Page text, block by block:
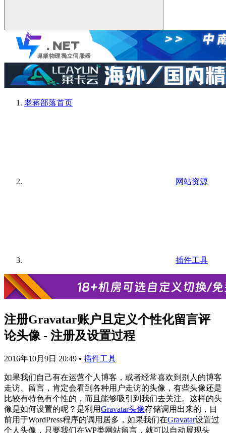
老蒋部落首页
网站资源
插件工具
注册Gravatar账户且定义个性化留言评
论头像 - 注册及设置过程
2016年10月9日 20:49 • 插件工具
如果我们自己有在运营个人博客，或者经常喜欢到别人的博客
走访、留言，肯定会看到各种用户走访的头像，有些头像还是
比较有特色有个性的，而且能够吸引到我们去关注。这样的头
像是如何设置的呢？是利用Gravatar头像存储调用出来的，目
前用于WordPress程序的调用居多，如果我们在Gravatar设置过
个人头像，只要我们在WP类网站留言，就可以自动展现头